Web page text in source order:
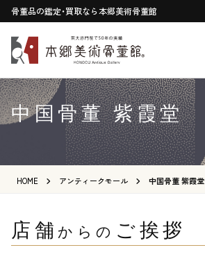
骨董品の鑑定・買取なら本郷美術骨董館
中国骨董 紫霞堂
HOME アンティークモール 中国骨董 紫霞堂
店舗 からの ご挨拶